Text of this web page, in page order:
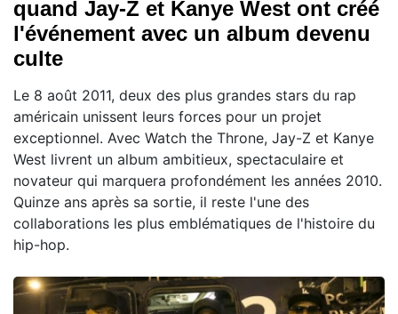
quand Jay-Z et Kanye West ont créé
l'événement avec un album devenu
culte
Le 8 août 2011, deux des plus grandes stars du rap
américain unissent leurs forces pour un projet
exceptionnel. Avec Watch the Throne, Jay-Z et Kanye
West livrent un album ambitieux, spectaculaire et
novateur qui marquera profondément les années 2010.
Quinze ans après sa sortie, il reste l'une des
collaborations les plus emblématiques de l'histoire du
hip-hop.